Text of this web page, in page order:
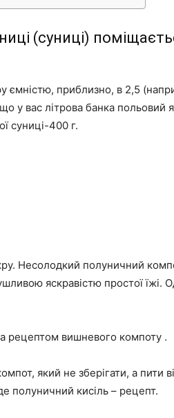
(суниці)
ємністю, приблизно, в 2,5
у вас літрова банка польовий
суниці-400 г.
Несолодкий полуничний
яскравістю простої їжі.
рецептом вишневого компоту .
який не зберігати, а пити
полуничний кисіль – рецепт.